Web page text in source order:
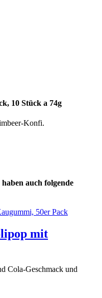
10 Stück a 74g
Konfi.
auch folgende
mit
Cola-Geschmack und